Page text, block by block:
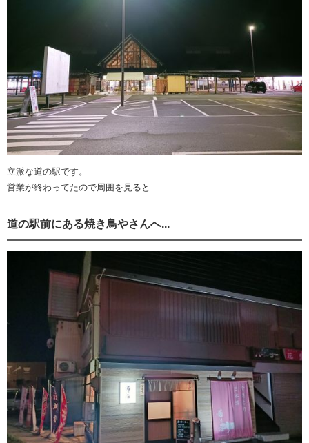
立派な道の駅です。
営業が終わってたので周囲を見ると...
道の駅前にある焼き鳥やさんへ...